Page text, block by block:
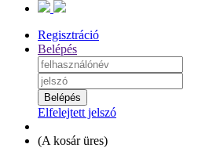
Regisztráció
Belépés
Elfelejtett jelszó
(A kosár üres)